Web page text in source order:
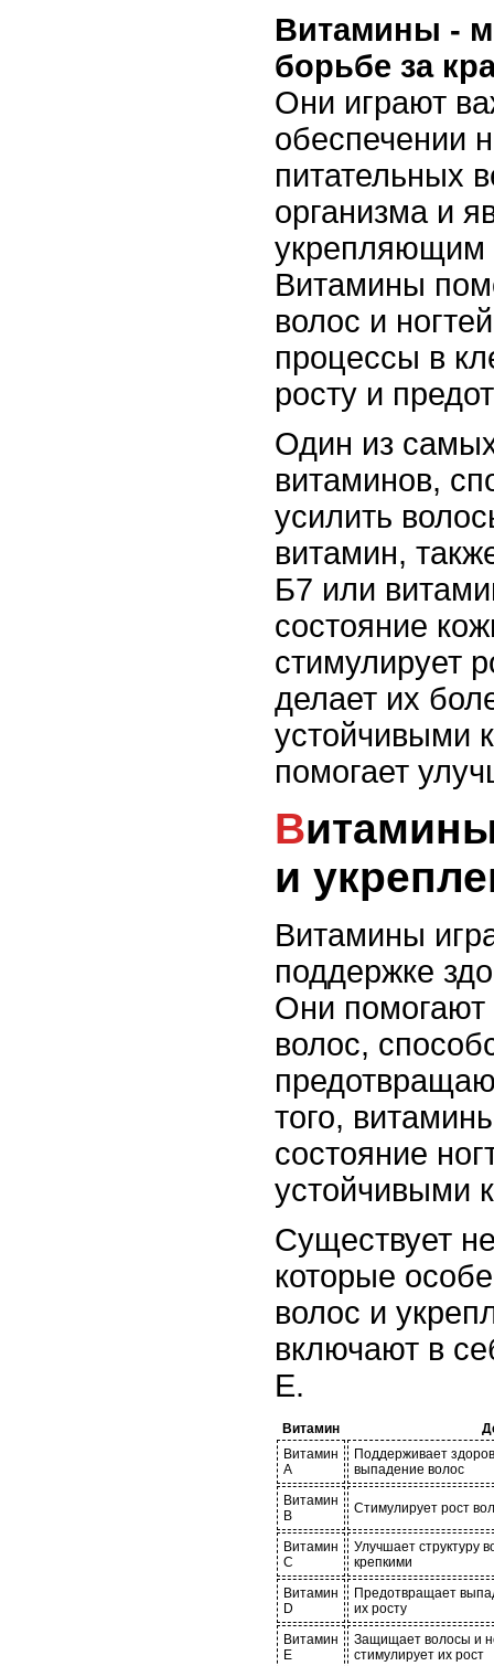
Витамины -
борьбе за
Они играют
обеспечении
питательных
организма и
Витамины
волос и
процессы в
росту и
Один из
витаминов,
усилить
витамин,
Б7 или
состояние
стимулирует
делает их
устойчивыми
помогает
Витамины для роста волос
и
Витамины
поддержке
Они помогают
волос,
того,
состояние
устойчивыми
Существует
которые
волос и
включают в
E.
Витамин
Витамин
А
Поддерживает
выпадение волос
Витамин
В
Стимулирует рост
Витамин
С
Улучшает структуру
крепкими
Витамин
D
Предотвращает
их росту
Витамин
Е
Защищает волосы и
стимулирует их рост